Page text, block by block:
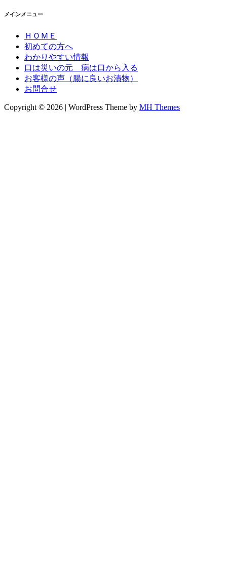
メインメニュー
ＨＯＭＥ
初めての方へ
わかりやすい情報
口は災いの元 病は口から入る
お客様の声（腸に良いお漬物）
お問合せ
Copyright © 2026 | WordPress Theme by MH Themes